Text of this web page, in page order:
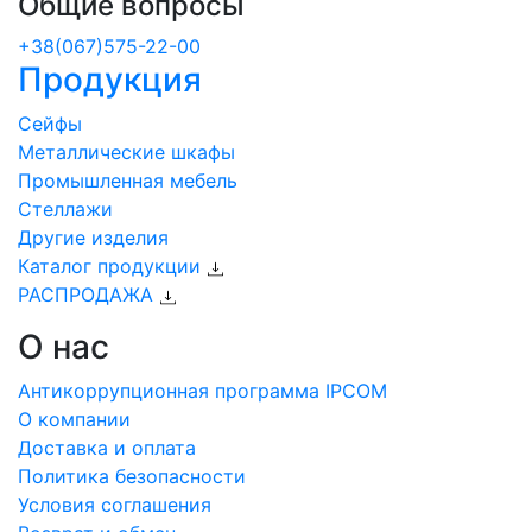
+38(067)575-22-00
Продукция
Сейфы
Металлические шкафы
Промышленная мебель
Стеллажи
Другие изделия
Каталог продукции
РАСПРОДАЖА
О нас
Антикоррупционная программа IPCOM
О компании
Доставка и оплата
Политика безопасности
Условия соглашения